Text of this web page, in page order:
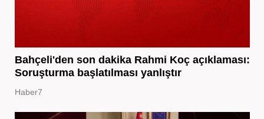
Bahçeli'den son dakika Rahmi Koç açıklaması:
Soruşturma başlatılması yanlıştır
Haber7